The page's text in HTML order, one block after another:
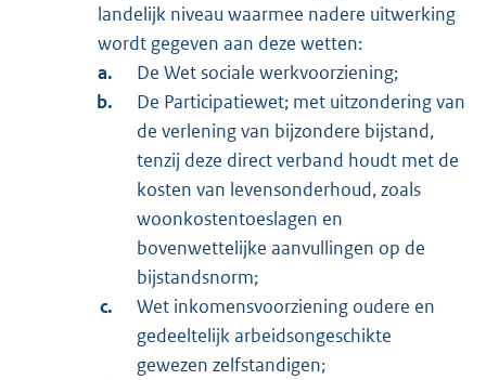
landelijk niveau waarmee nadere uitwerking
wordt gegeven aan deze wetten:
De Wet sociale werkvoorziening;
De Participatiewet; met uitzondering van
de verlening van bijzondere bijstand,
tenzij deze direct verband houdt met de
kosten van levensonderhoud, zoals
woonkostentoeslagen en
bovenwettelijke aanvullingen op de
bijstandsnorm;
Wet inkomensvoorziening oudere en
gedeeltelijk arbeidsongeschikte
gewezen zelfstandigen;